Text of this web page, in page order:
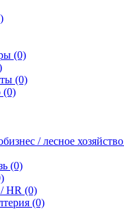
(0)
(0)
(0)
/ лесное хозяйство
(0)
HR (0)
(0)